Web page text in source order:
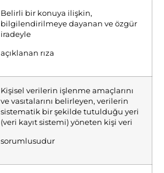
Belirli bir konuya ilişkin,
bilgilendirilmeye dayanan ve özgür
iradeyle
açıklanan rıza
Kişisel verilerin işlenme amaçlarını
ve vasıtalarını belirleyen, verilerin
sistematik bir şekilde tutulduğu yeri
(veri kayıt sistemi) yöneten kişi veri
sorumlusudur